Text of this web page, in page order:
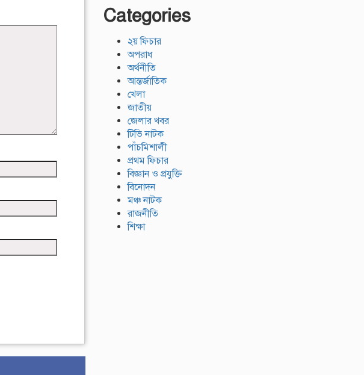
Categories
২য় ফিচার
অপরাধ
অর্থনীতি
আন্তর্জাতিক
খেলা
জাতীয়
জেলার খবর
টিভি নাটক
পাঁচমিশালী
প্রথম ফিচার
বিজ্ঞান ও প্রযুক্তি
বিনোদন
মঞ্চ নাটক
রাজনীতি
শিক্ষা